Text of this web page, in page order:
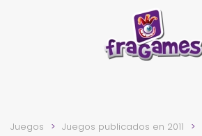
Skip to main content
Juegos Juegos publicados en 2011